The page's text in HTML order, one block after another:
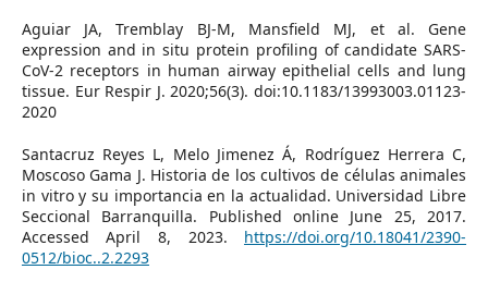
Aguiar JA, Tremblay BJ-M, Mansfield MJ, et al. Gene
expression and in situ protein profiling of candidate SARS-
CoV-2 receptors in human airway epithelial cells and lung
tissue. Eur Respir J. 2020;56(3). doi:10.1183/13993003.01123-
2020
Santacruz Reyes L, Melo Jimenez Á, Rodríguez Herrera C,
Moscoso Gama J. Historia de los cultivos de células animales
in vitro y su importancia en la actualidad. Universidad Libre
Seccional Barranquilla. Published online June 25, 2017.
Accessed April 8, 2023. https://doi.org/10.18041/2390-
0512/bioc..2.2293